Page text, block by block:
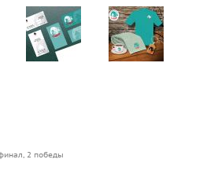
2 победы